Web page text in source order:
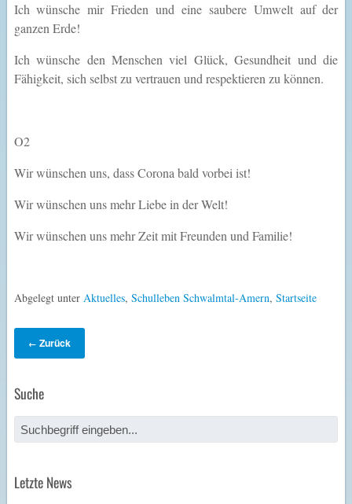
Ich wünsche mir Frieden und eine saubere Umwelt auf der
ganzen Erde!
Ich wünsche den Menschen viel Glück, Gesundheit und die
Fähigkeit, sich selbst zu vertrauen und respektieren zu können.
O2
Wir wünschen uns, dass Corona bald vorbei ist!
Wir wünschen uns mehr Liebe in der Welt!
Wir wünschen uns mehr Zeit mit Freunden und Familie!
Abgelegt unter Aktuelles, Schulleben Schwalmtal-Amern, Startseite
← Zurück
Suche
Letzte News